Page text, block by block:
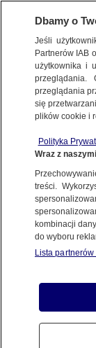
BIZNES
RYNKI
100
15.03.2022, 16:44
Dbamy o
Jeśli
Partnerów IAB
użytkownika i
przeglądania.
przeglądania
się
plików cookie i
Polityka
Wraz z
treści.
kombinacji
do wyboru
Lista